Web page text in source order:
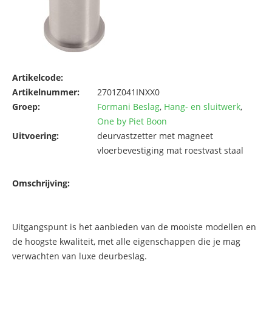
Artikelcode:
Artikelnummer:
2701Z041INXX0
Groep:
Formani Beslag, Hang- en sluitwerk,
One by Piet Boon
Uitvoering:
deurvastzetter met magneet
vloerbevestiging mat roestvast staal
Omschrijving:
Uitgangspunt is het aanbieden van de mooiste modellen en
de hoogste kwaliteit, met alle eigenschappen die je mag
verwachten van luxe deurbeslag.